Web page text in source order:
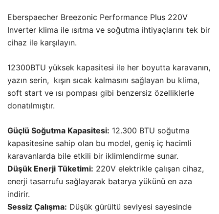
Eberspaecher Breezonic Performance Plus 220V
Inverter klima ile ısıtma ve soğutma ihtiyaçlarını tek bir
cihaz ile karşılayın.
12300BTU yüksek kapasitesi ile her boyutta karavanın,
yazın serin, kışın sıcak kalmasını sağlayan bu klima,
soft start ve ısı pompası gibi benzersiz özelliklerle
donatılmıştır.
Güçlü Soğutma Kapasitesi: 12.300 BTU soğutma
kapasitesine sahip olan bu model, geniş iç hacimli
karavanlarda bile etkili bir iklimlendirme sunar.
Düşük Enerji Tüketimi: 220V elektrikle çalışan cihaz,
enerji tasarrufu sağlayarak batarya yükünü en aza
indirir.
Sessiz Çalışma: Düşük gürültü seviyesi sayesinde